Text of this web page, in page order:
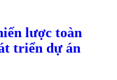
lược toàn
triển dự án